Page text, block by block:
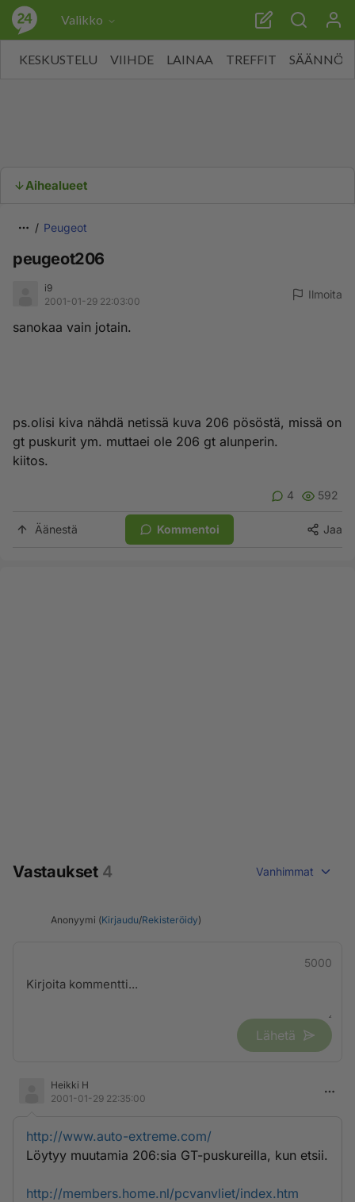
Valikko
KESKUSTELU VIIHDE LAINAA TREFFIT SÄÄNNÖT
Aihealueet
Peugeot
peugeot206
i9
2001-01-29 22:03:00
Ilmoita
sanokaa vain jotain.
ps.olisi kiva nähdä netissä kuva 206 pösöstä, missä on
gt puskurit ym. muttaei ole 206 gt alunperin.
kiitos.
4 592
Äänestä Kommentoi Jaa
Vastaukset 4 Vanhimmat
Anonyymi (Kirjaudu/Rekisteröidy)
5000
Lähetä
Heikki H
2001-01-29 22:35:00
http://www.auto-extreme.com/
Löytyy muutamia 206:sia GT-puskureilla, kun etsii.
http://members.home.nl/pcvanvliet/index.htm